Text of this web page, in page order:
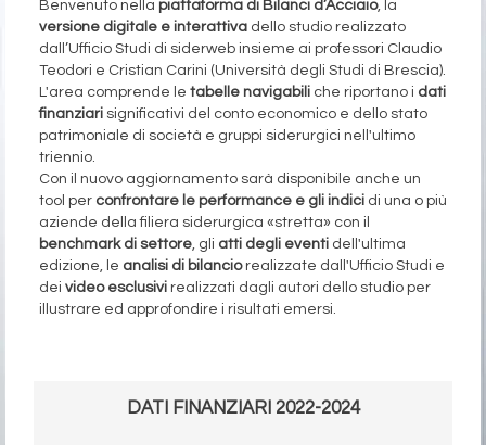
Benvenuto nella piattaforma di Bilanci d’Acciaio, la
versione digitale e interattiva dello studio realizzato
dall’Ufficio Studi di siderweb insieme ai professori Claudio
Teodori e Cristian Carini (Università degli Studi di Brescia).
L'area comprende le tabelle navigabili che riportano i dati
finanziari significativi del conto economico e dello stato
patrimoniale di società e gruppi siderurgici nell'ultimo
triennio.
Con il nuovo aggiornamento sarà disponibile anche un
tool per confrontare le performance e gli indici di una o più
aziende della filiera siderurgica «stretta» con il
benchmark di settore , gli atti degli eventi dell'ultima
edizione, le analisi di bilanciorealizzate dall'Ufficio Studi e
dei video esclusivi realizzati dagli autori dello studio per
illustrare ed approfondire i risultati emersi.
DATI FINANZIARI 2022-2024